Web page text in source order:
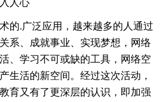
人心
的.广泛应用，越来越多的人通过
系、成就事业、实现梦想，网络
、学习不可或缺的工具，网络空
生活的新空间。经过这次活动，
育又有了更深层的认识，即加强